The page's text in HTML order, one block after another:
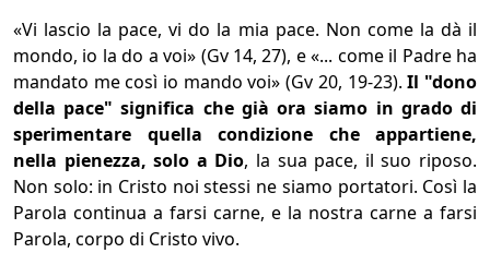
«Vi lascio la pace, vi do la mia pace. Non come la dà il
mondo, io la do a voi» (Gv 14, 27), e «... come il Padre ha
mandato me così io mando voi» (Gv 20, 19-23).Il "dono
della pace" significa che già ora siamo in grado di
sperimentare quella condizione che appartiene,
nella pienezza, solo a Dio, la sua pace, il suo riposo.
Non solo: in Cristo noi stessi ne siamo portatori. Così la
Parola continua a farsi carne, e la nostra carne a farsi
Parola, corpo di Cristo vivo.